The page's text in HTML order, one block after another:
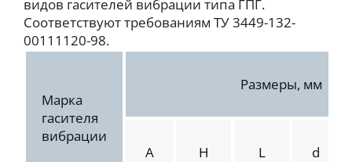
видов гасителей вибрации типа ГПГ.
Соответствуют требованиям ТУ 3449-132-
00111120-98.
Марка
гасителя
вибрации
Размеры, мм
A H L d